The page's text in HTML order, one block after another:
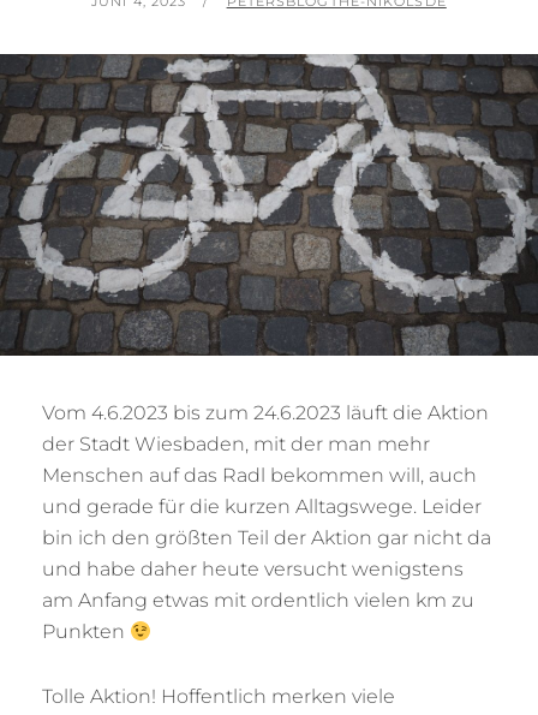
Vom 4.6.2023 bis zum 24.6.2023 läuft die Aktion
der Stadt Wiesbaden, mit der man mehr
Menschen auf das Radl bekommen will, auch
und gerade für die kurzen Alltagswege. Leider
bin ich den größten Teil der Aktion gar nicht da
und habe daher heute versucht wenigstens
am Anfang etwas mit ordentlich vielen km zu
Punkten
Tolle Aktion! Hoffentlich merken viele